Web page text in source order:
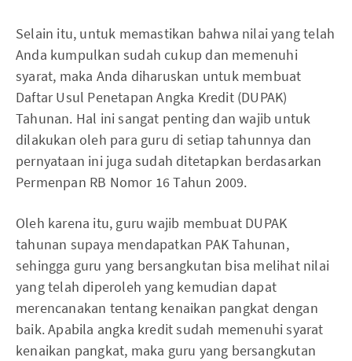
Selain itu, untuk memastikan bahwa nilai yang telah
Anda kumpulkan sudah cukup dan memenuhi
syarat, maka Anda diharuskan untuk membuat
Daftar Usul Penetapan Angka Kredit (DUPAK)
Tahunan. Hal ini sangat penting dan wajib untuk
dilakukan oleh para guru di setiap tahunnya dan
pernyataan ini juga sudah ditetapkan berdasarkan
Permenpan RB Nomor 16 Tahun 2009.
Oleh karena itu, guru wajib membuat DUPAK
tahunan supaya mendapatkan PAK Tahunan,
sehingga guru yang bersangkutan bisa melihat nilai
yang telah diperoleh yang kemudian dapat
merencanakan tentang kenaikan pangkat dengan
baik. Apabila angka kredit sudah memenuhi syarat
kenaikan pangkat, maka guru yang bersangkutan